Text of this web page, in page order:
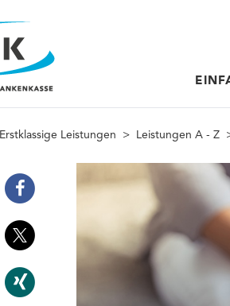
Erstklassige Leistungen > Leistungen A - Z